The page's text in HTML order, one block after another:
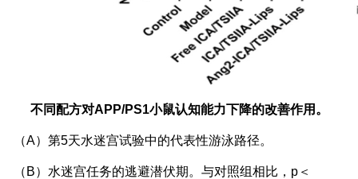
不同配方对APP/PS1小鼠认知能力下降的改善作用。
（A）第5天水迷宫试验中的代表性游泳路径。
（ B）水迷宫任务的逃避潜伏期。与对照组相比， p＜